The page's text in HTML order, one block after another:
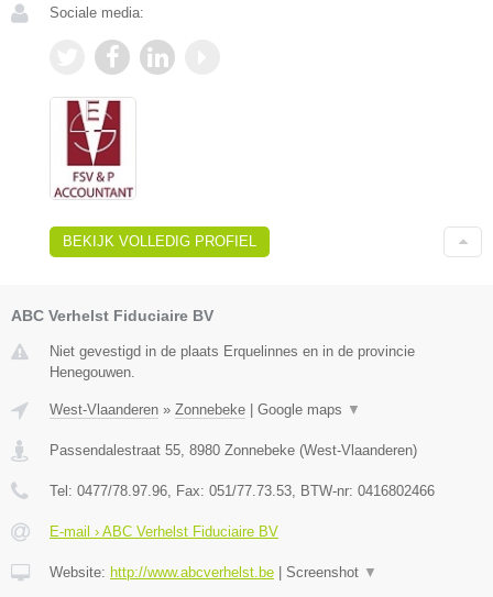
Sociale media:
BEKIJK VOLLEDIG PROFIEL
ABC Verhelst Fiduciaire BV
Niet gevestigd in de plaats Erquelinnes en in de provincie
Henegouwen.
West-Vlaanderen » Zonnebeke Google maps ▼
Passendalestraat 55, 8980 Zonnebeke (West-Vlaanderen)
Tel: 0477/78.97.96, Fax: 051/77.73.53, BTW-nr: 0416802466
E-mail › ABC Verhelst Fiduciaire BV
Website: http://www.abcverhelst.be Screenshot ▼